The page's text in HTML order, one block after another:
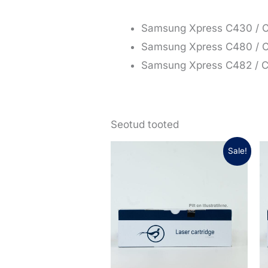
Samsung Xpress C430 /
Samsung Xpress C480 /
Samsung Xpress C482 /
Seotud tooted
Sale!
Praegune
hind